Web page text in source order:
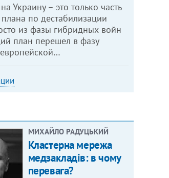
Украину – это только часть
плана по дестабилизации
из фазы гибридных войн
план перешел в фазу
МИХАЙЛО РАДУЦЬКИЙ
Кластерна мережа
медзакладів: в чому
перевага?